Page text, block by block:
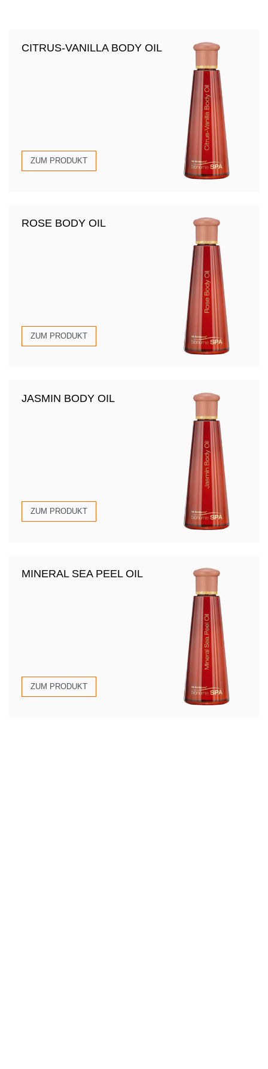
CITRUS-VANILLA BODY OIL
ZUM PRODUKT
ROSE BODY OIL
ZUM PRODUKT
JASMIN BODY OIL
ZUM PRODUKT
MINERAL SEA PEEL OIL
ZUM PRODUKT